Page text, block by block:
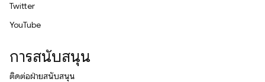
Twitter
YouTube
การสนับสนุน
ติดต่อฝ่ายสนับสนุน